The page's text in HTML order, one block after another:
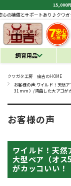
15,000円
償とサポートあり♪クワガタ工
飼育用品
クワガタ工房 虫吉のHOME
お客様の声:ワイルド！天然
31mm）/湾曲した大アゴが
お客様の声
ワイルド！天然
大型ペア（オ
がカッコいい！